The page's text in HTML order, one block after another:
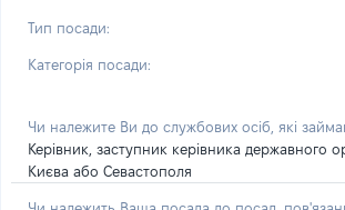
Тип посади:
Категорія посади:
Чи належите Ви до службових осіб, які
Керівник, заступник керівника державного
Києва або Севастополя